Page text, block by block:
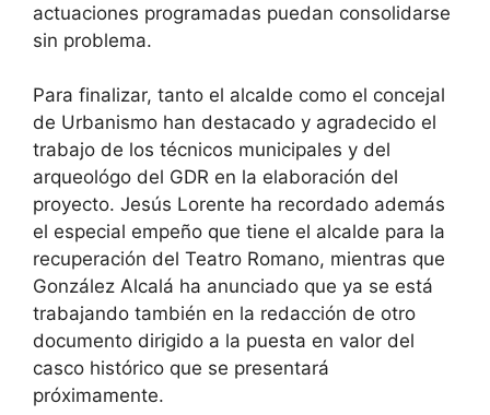
actuaciones programadas puedan consolidarse
sin problema.
Para finalizar, tanto el alcalde como el concejal
de Urbanismo han destacado y agradecido el
trabajo de los técnicos municipales y del
arqueológo del GDR en la elaboración del
proyecto. Jesús Lorente ha recordado además
el especial empeño que tiene el alcalde para la
recuperación del Teatro Romano, mientras que
González Alcalá ha anunciado que ya se está
trabajando también en la redacción de otro
documento dirigido a la puesta en valor del
casco histórico que se presentará
próximamente.